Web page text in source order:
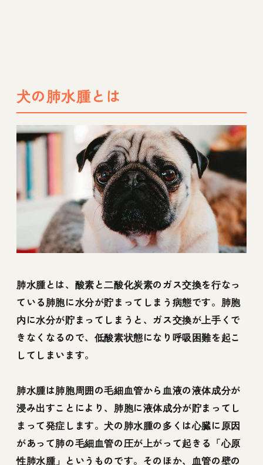
犬の肺水腫とは
肺水腫とは、酸素と二酸化炭素のガス交換を行なっ
ている肺胞に水分が貯まってしまう病態です。肺胞
内に水分が貯まってしまうと、ガス交換が上手くで
きなくなるので、低酸素状態になり呼吸困難を起こ
してしまいます。
肺水腫は肺胞周囲の毛細血管から血液の液体成分が
浸み出すことにより、肺胞に液体成分が貯まってし
まって発症します。犬の肺水腫の多くは心臓に原因
があって肺の毛細血管の圧が上がって起きる「心原
性肺水腫」というものです。そのほか、血管の壁の